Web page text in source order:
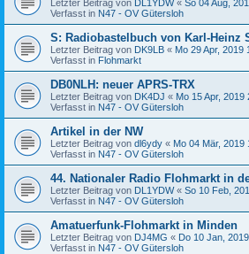
Letzter Beitrag von DL1YDW« So 04 Aug,
Verfasst in N47 - OV Gütersloh
S: Radiobastelbuch von Karl-Heinz
Letzter Beitrag von DK9LB « Mo 29 Apr, 2019
Verfasst in Flohmarkt
DB0NLH: neuer APRS-TRX
Letzter Beitrag von DK4DJ « Mo 15 Apr, 2019
Verfasst in N47 - OV Gütersloh
Artikel in der NW
Letzter Beitrag von dl6ydy « Mo 04 Mär, 2019
Verfasst in N47 - OV Gütersloh
44. Nationaler Radio Flohmarkt in
Letzter Beitrag von DL1YDW« So 10 Feb,
Verfasst in N47 - OV Gütersloh
Amatuerfunk-Flohmarkt in Minden
Letzter Beitrag von DJ4MG « Do 10 Jan,
Verfasst in N47 - OV Gütersloh